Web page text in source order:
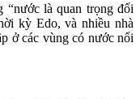
“nước là quan trọng đối
kỳ Edo, và nhiều nhà
ở các vùng có nước nổi